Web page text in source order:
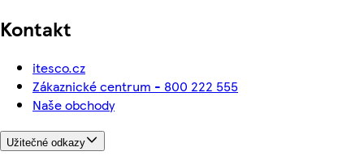
Kontakt
itesco.cz
Zákaznické centrum - 800 222 555
Naše obchody
Užitečné odkazy